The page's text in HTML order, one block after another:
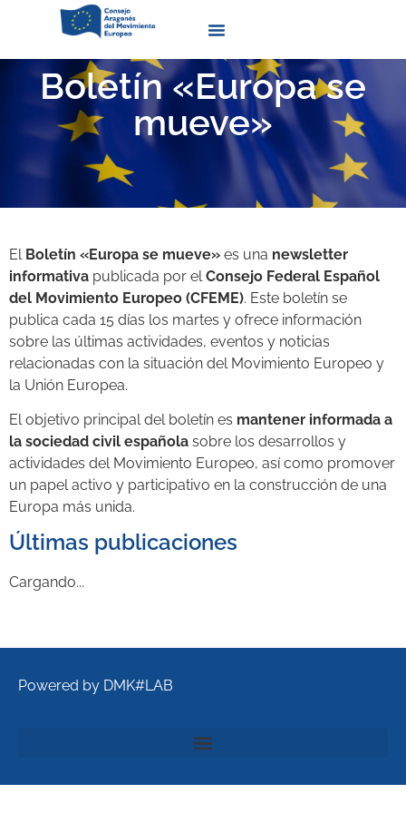
Boletín «Europa se
mueve»
El Boletín «Europa se mueve» es una newsletter
informativa publicada por elConsejo Federal Español
del Movimiento Europeo (CFEME). Este boletín se
publica cada 15 días los martes y ofrece información
sobre las últimas actividades, eventos y noticias
relacionadas con la situación del Movimiento Europeo y
la Unión Europea.
El objetivo principal del boletín es mantener informada a
la sociedad civil española sobre los desarrollos y
actividades del Movimiento Europeo, así como promover
un papel activo y participativo en la construcción de una
Europa más unida.
Últimas publicaciones
Cargando...
Powered by DMK#LAB